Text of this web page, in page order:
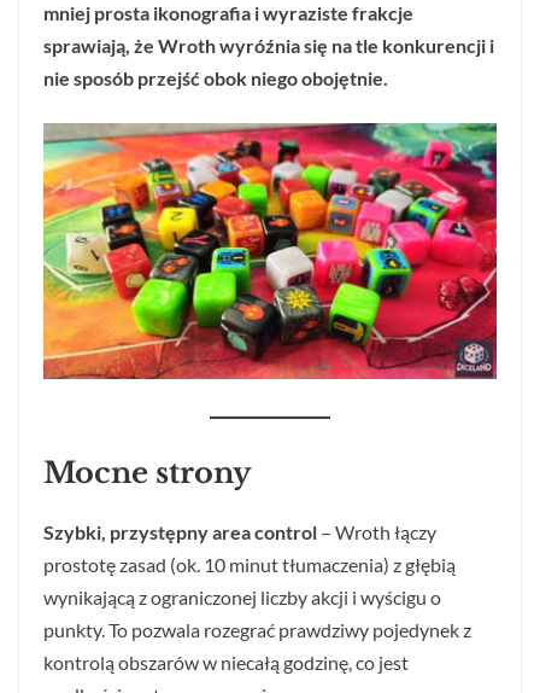
mniej prosta ikonografia i wyraziste frakcje
sprawiają, że Wroth wyróźnia się na tle konkurencji i
nie sposób przejść obok niego obojętnie.
Mocne strony
Szybki, przystępny area control – Wroth łączy
prostotę zasad (ok. 10 minut tłumaczenia) z głębią
wynikającą z ograniczonej liczby akcji i wyścigu o
punkty. To pozwala rozegrać prawdziwy pojedynek z
kontrolą obszarów w niecałą godzinę, co jest